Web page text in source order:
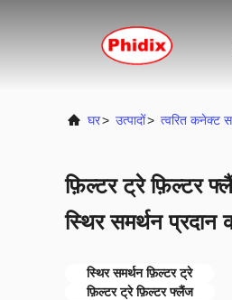
घर> उत्पादों> त्वरित कनेक्ट
फ़िल्टर ट्रे फ़िल्टर
स्थिर समर्थन प्रदान
स्थिर समर्थन फ़िल्टर ट्रे
फ़िल्टर ट्रे फ़िल्टर फ्लैंज